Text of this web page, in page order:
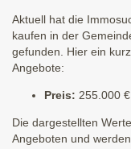
Aktuell hat die
kaufen in der
gefunden. Hier ein
Angebote:
Preis: 255.000
Die dargestellten
Angeboten und